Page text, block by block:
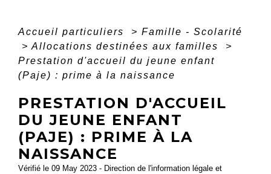
Accueil particuliers > Famille - Scolarité
> Allocations destinées aux familles
>
Prestation d'accueil du jeune enfant
(Paje) : prime à la naissance
PRESTATION D'ACCUEIL
DU JEUNE ENFANT
(PAJE) : PRIME À LA
NAISSANCE
Vérifié le 09 May 2023 - Direction de l'information légale et